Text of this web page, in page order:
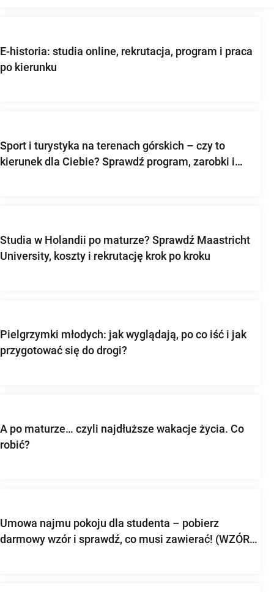
E-historia: studia online, rekrutacja, program i praca
po kierunku
Sport i turystyka na terenach górskich – czy to
kierunek dla Ciebie? Sprawdź program, zarobki i
Studia w Holandii po maturze? Sprawdź Maastricht
University, koszty i rekrutację krok po kroku
Pielgrzymki młodych: jak wyglądają, po co iść i jak
przygotować się do drogi?
A po maturze… czyli najdłuższe wakacje życia. Co
robić?
Umowa najmu pokoju dla studenta – pobierz
darmowy wzór i sprawdź, co musi zawierać! (WZÓR